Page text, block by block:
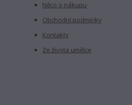
Něco o nákupu
Obchodní podmínky
Kontakty
Ze života umělce